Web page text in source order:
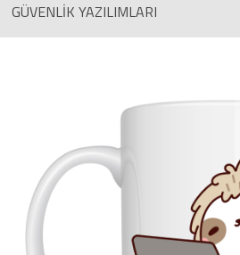
GÜVENLIK YAZILIMLARI